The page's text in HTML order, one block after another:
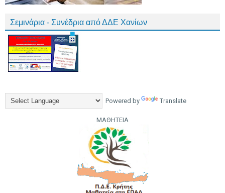
Σεμινάρια - Συνέδρια από ΔΔΕ Χανίων
Powered by Translate
ΜΑΘΗΤΕΙΑ